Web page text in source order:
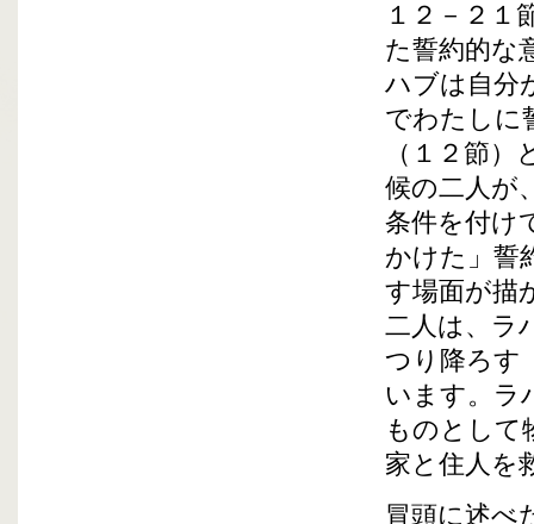
１２－２１
た誓約的な
ハブは自分
でわたしに
（１２節
候の二人が
条件を付け
かけた」誓
す場面が描
二人は、ラ
つり降ろす
います。ラ
ものとして
家と住人を
冒頭に述べ